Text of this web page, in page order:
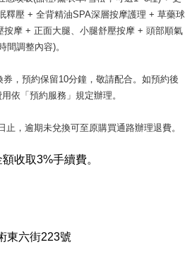
釋壓 + 全背精油SPA深層按摩護理 + 草藥球
摩 + 正面大腿、小腿舒壓按摩 + 頭部順氣
間調整內容)。
，預約保留10分鐘，敬請配合。如預約後
依「預約服務」規定辦理。
止，逾期未兌換可至原購買通路辦理退費。
收取3%手續費。
東六街223號